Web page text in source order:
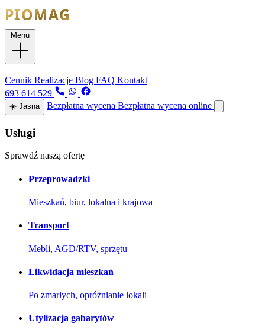
Cennik Realizacje Blog FAQ Kontakt
693 614 529
☀️ Jasna Bezpłatna wycena Bezpłatna wycena online
Usługi
Sprawdź naszą ofertę
Przeprowadzki
Mieszkań, biur, lokalna i krajowa
Transport
Mebli, AGD/RTV, sprzętu
Likwidacja mieszkań
Po zmarłych, opróżnianie lokali
Utylizacja gabarytów